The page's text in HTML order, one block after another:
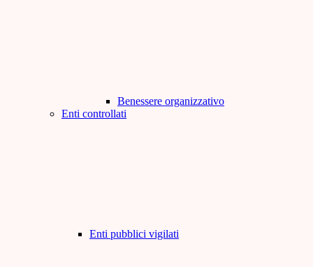
Benessere organizzativo
Enti controllati
Enti pubblici vigilati